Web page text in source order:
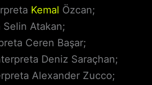
Kemal Özcan;
Atakan;
Ceren Başar;
Deniz Saraçhan;
Alexander Zucco;